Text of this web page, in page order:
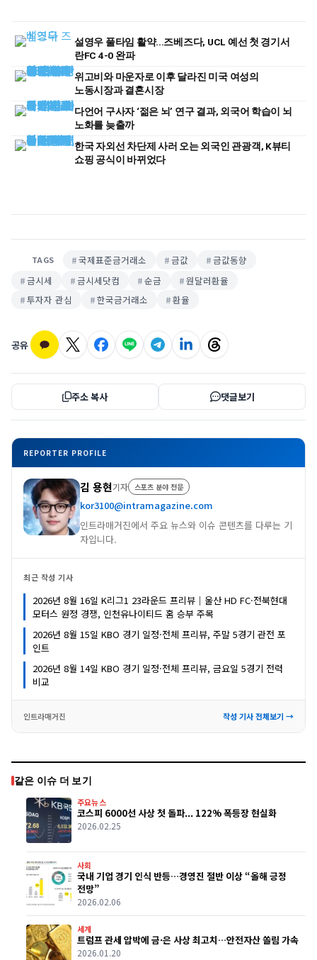
설영우 풀타임 활약...즈베즈다, UCL 예선 첫 경기서
란FC 4-0 완파
위고비와 마운자로 이후 달라진 미국 여성의
노동시장과 결혼시장
다언어 구사자 ‘젊은 뇌’ 연구 결과, 외국어 학습이 뇌
노화를 늦출까
한국 자외선 차단제 사러 오는 외국인 관광객, K뷰티
쇼핑 공식이 바뀌었다
TAGS 국제표준금거래소 금값
금값동향
금시세
금시세닷컴 순금
원달러환율
투자자 관심
한국금거래소 환율
공유
주소 복사 댓글보기
REPORTER PROFILE
김 용현기자 스포츠 분야 전문
kor3100@intramagazine.com
인트라매거진에서 주요 뉴스와 이슈 콘텐츠를 다루는 기
자입니다.
최근 작성 기사
2026년 8월 16일 K리그1 23라운드 프리뷰｜울산 HD FC·전북현대
모터스 원정 경쟁, 인천유나이티드 홈 승부 주목
2026년 8월 15일 KBO 경기 일정·전체 프리뷰, 주말 5경기 관전 포
인트
2026년 8월 14일 KBO 경기 일정·전체 프리뷰, 금요일 5경기 전력
비교
인트라매거진 작성 기사 전체보기 →
같은 이슈 더 보기
주요뉴스
코스피 6000선 사상 첫 돌파... 122% 폭등장 현실화
2026.02.25
사회
국내 기업 경기 인식 반등…경영진 절반 이상 “올해 긍정
전망”
2026.02.06
세계
트럼프 관세 압박에 금·은 사상 최고치…안전자산 쏠림 가속
2026.01.20